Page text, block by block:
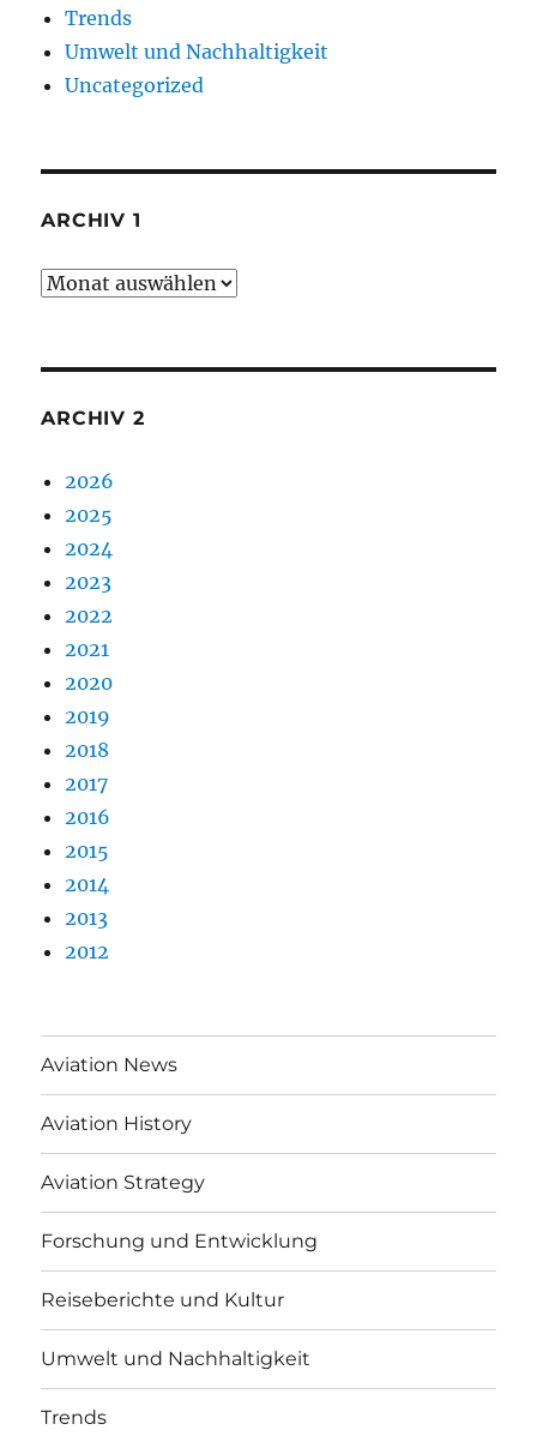
Trends
Umwelt und Nachhaltigkeit
Uncategorized
ARCHIV 1
Archiv
ARCHIV 2
2026
2025
2024
2023
2022
2021
2020
2019
2018
2017
2016
2015
2014
2013
2012
Aviation News
Aviation History
Aviation Strategy
Forschung und Entwicklung
Reiseberichte und Kultur
Umwelt und Nachhaltigkeit
Trends